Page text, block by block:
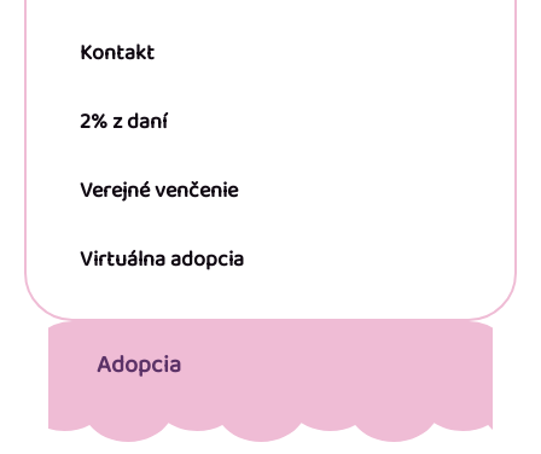
Kontakt
2% z daní
Verejné venčenie
Virtuálna adopcia
Adopcia